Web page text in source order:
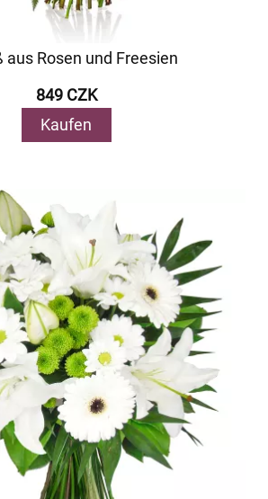
aus Rosen und Freesien
849 CZK
Kaufen